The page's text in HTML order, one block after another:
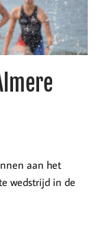
aan het
wedstrijd in de